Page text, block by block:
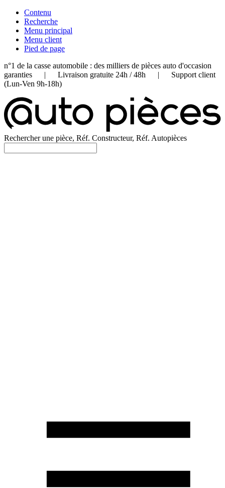
Contenu
Recherche
Menu principal
Menu client
Pied de page
n°1 de la casse automobile : des milliers de pièces auto d'occasion
garanties | Livraison gratuite 24h / 48h | Support client
(Lun-Ven 9h-18h)
Rechercher une pièce, Réf. Constructeur, Réf. Autopièces